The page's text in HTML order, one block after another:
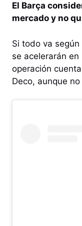
El Barça
mercado y no
Si todo va
se acelerarán
operación
Deco, aunque